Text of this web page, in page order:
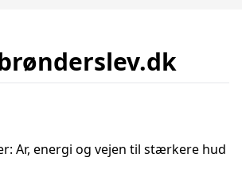
Ar, energi og vejen til stærkere hud